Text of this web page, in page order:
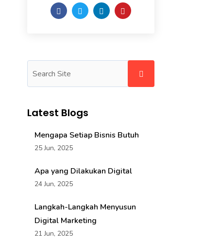
Latest Blogs
Mengapa Setiap Bisnis Butuh
25 Jun, 2025
Apa yang Dilakukan Digital
24 Jun, 2025
Langkah-Langkah Menyusun
Digital Marketing
21 Jun, 2025